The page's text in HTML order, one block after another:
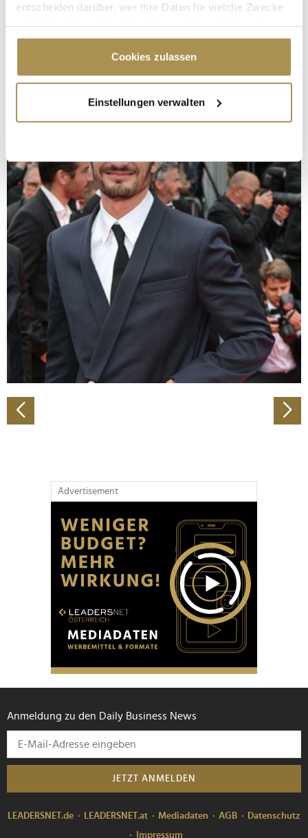
entscheiden darüber, wer Ihre Daten für welche Zwecke
Cookie-Erklärung oder durch Klicken auf das Privacy
Trigger Symbol ändern oder widerrufen
Informationen über Ihre geografische Lage
erfassen, welche bis auf einige Meter genau sein
bestimmten Merkmalen (Fingerprinting) identifizieren
Erfahren Sie mehr darüber, wie Ihre persönlichen Daten
verarbeitet werden, und legen Sie Ihre Präferenzen im
Abschnitt Einzelheiten
fest.
Wir verwenden Cookies, um Inhalte und Anzeigen zu
personalisieren, Funktionen für soziale Medien anbieten
zu können und die Zugriffe auf unsere Website zu
analysieren. Außerdem geben wir Informationen zu Ihrer
Verwendung unserer Website an unsere Partner für
soziale Medien, Werbung und Analysen weiter. Unsere
Partner führen diese Informationen möglicherweise mit
weiteren Daten zusammen, die Sie ihnen bereitgestellt
gesammelt haben.
Cookies zulassen
Einstellungen verwalten
Advertisement
Anmeldung zu den Daily Business News
JETZT ANMELDEN
LEADERSNET.de LEADERSNET.at Mediadaten AGB
Datenschutz
Impressum